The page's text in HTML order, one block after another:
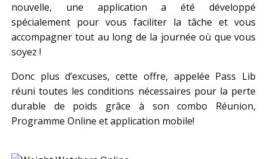
nouvelle, une application a été développé
spécialement pour vous faciliter la tâche et vous
accompagner tout au long de la journée où que vous
soyez !
Donc plus d’excuses, cette offre, appelée Pass Lib
réuni toutes les conditions nécessaires pour la perte
durable de poids grâce à son combo Réunion,
Programme Online et application mobile!